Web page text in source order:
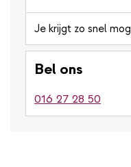
Je krijgt zo snel
Bel ons
016 27 28 50